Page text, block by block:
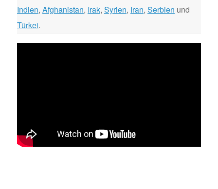
Indien, Afghanistan, Irak, Syrien, Iran, Serbien und
Türkei.